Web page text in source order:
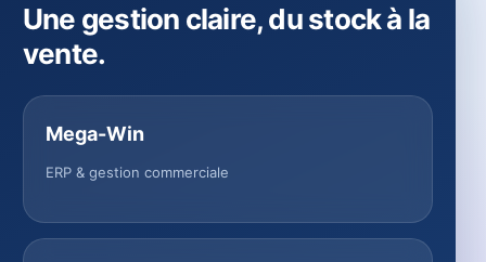
Une gestion claire, du stock à la
vente.
Mega-Win
ERP & gestion commerciale